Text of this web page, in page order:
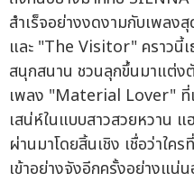
สำเร็จอย่างงดงามกับเพล
และ "The Visitor" คราวนี้
สนุกสนาน ชวนลุกขึ้นมาแต่ง
เพลง "Material Lover" ที่
เสน่ห์ในแบบสาวสวยหวาน
ผ่านมาโดยสิ้นเชิง เชื่อว่าใค
เข้าอย่างจังอีกครั้งอย่างแน่